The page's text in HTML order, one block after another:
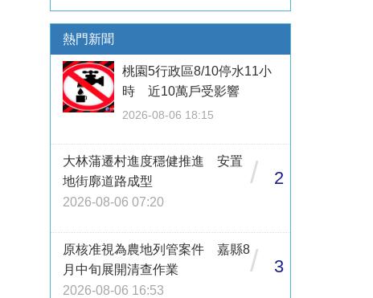
熱門新聞
桃園5行政區8/10停水11小
時 近10萬戶受影響
2026-08-06 18:15
大林蒲遷村進度穩健推進 安置
地街廓道路成型
2026-08-06 07:20
/ 2
原核准視為農地列管案件 嘉縣8
月中旬展開清查作業
2026-08-06 16:53
/ 3